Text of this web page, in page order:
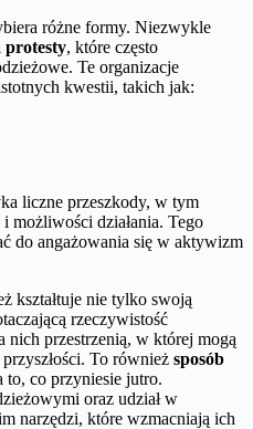
różne formy. Niezwykle
protesty, które często
Te organizacje
kwestii, takich jak:
liczne przeszkody, w tym
możliwości działania. Tego
do angażowania się w aktywizm
kształtuje nie tylko swoją
rzeczywistość
nich przestrzenią, w której mogą
To również sposób
to, co przyniesie jutro.
oraz udział w
narzędzi, które wzmacniają ich